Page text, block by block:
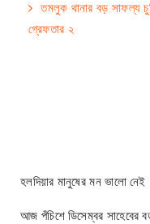
তমলুক থানার বড় সাফল্য
গ্রেফতার ২
হলদিয়ার মানুষের মন ভালো নেই
আজ পঁচিশে ডিসেম্বর